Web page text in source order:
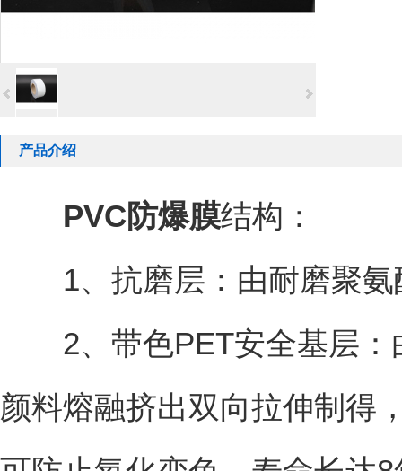
产品介绍
PVC防爆膜结构：
1、抗磨层：由耐磨聚氨
2、带色PET安全基层：
颜料熔融挤出双向拉伸制得